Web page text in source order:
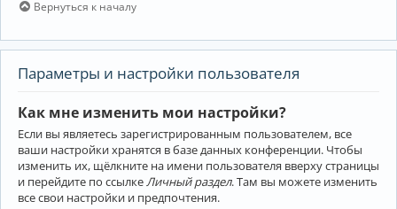
Вернуться к началу
Параметры и настройки пользователя
Как мне изменить мои настройки?
Если вы являетесь зарегистрированным пользователем, все
ваши настройки хранятся в базе данных конференции. Чтобы
изменить их, щёлкните на имени пользователя вверху страницы
и перейдите по ссылке Личный раздел. Там вы можете изменить
все свои настройки и предпочтения.